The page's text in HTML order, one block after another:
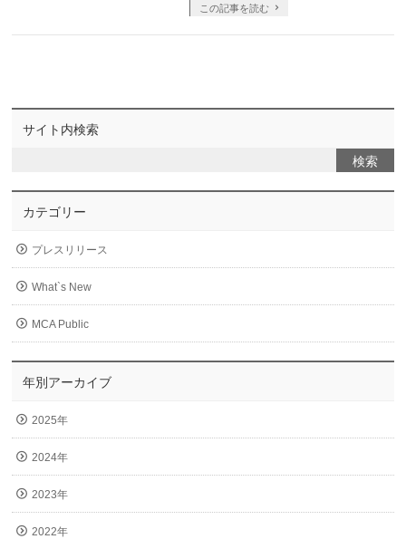
この記事を読む
サイト内検索
カテゴリー
プレスリリース
What`s New
MCA Public
年別アーカイブ
2025年
2024年
2023年
2022年